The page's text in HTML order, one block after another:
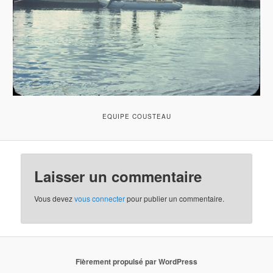
EQUIPE COUSTEAU
Laisser un commentaire
Vous devezvous connecterpour publier un commentaire.
Fièrement propulsé par WordPress